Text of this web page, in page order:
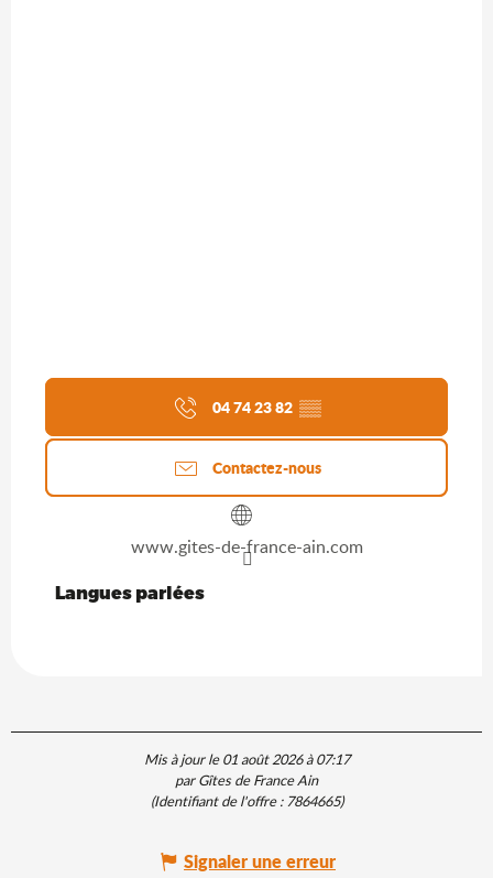
04 74 23 82 ▒▒
Contactez-nous
www.gites-de-france-ain.com
Langues parlées
Langues parlées
Mis à jour le 01 août 2026 à 07:17
par Gîtes de France Ain
(Identifiant de l'offre :7864665)
Signaler une erreur